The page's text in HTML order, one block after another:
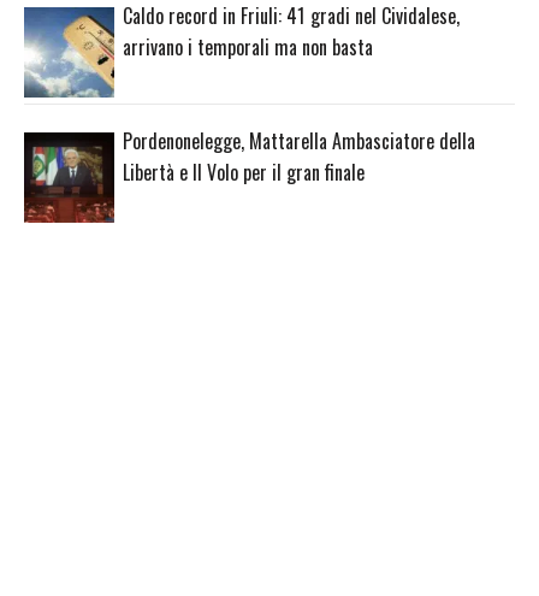
Caldo record in Friuli: 41 gradi nel Cividalese,
arrivano i temporali ma non basta
Pordenonelegge, Mattarella Ambasciatore della
Libertà e Il Volo per il gran finale